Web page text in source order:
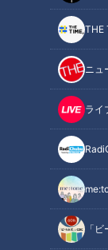
THE
ニュ
ライ
「ビ
この記事を見
1日10分でOK！健
す「正しい歩き方